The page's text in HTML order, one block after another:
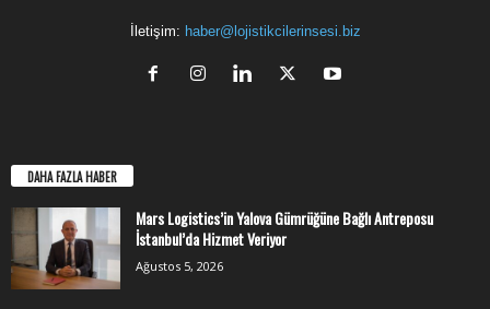
İletişim: haber@lojistikcilerinsesi.biz
DAHA FAZLA HABER
Mars Logistics’in Yalova Gümrüğüne Bağlı Antreposu
İstanbul’da Hizmet Veriyor
Ağustos 5, 2026